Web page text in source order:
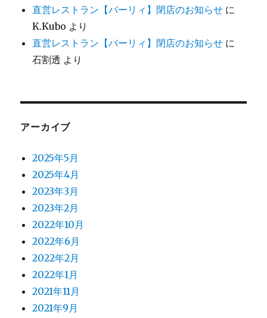
直営レストラン【バーリィ】閉店のお知らせ に
K.Kubo より
直営レストラン【バーリィ】閉店のお知らせ に
石割透 より
アーカイブ
2025年5月
2025年4月
2023年3月
2023年2月
2022年10月
2022年6月
2022年2月
2022年1月
2021年11月
2021年9月